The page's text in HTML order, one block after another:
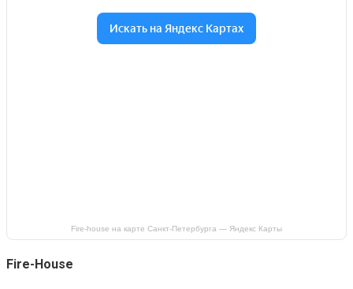
Fire-house на карте Санкт‑Петербурга — Яндекс Карты
Fire-House